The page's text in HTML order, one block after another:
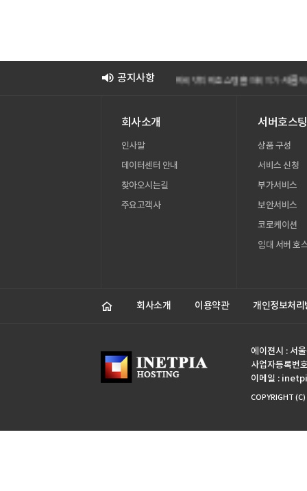
공지사항 아이넷피아호스팅 홈페이지가 새롭
회사소개
인사말
데이터센터 안내
찾아오시는길
주요고객사
서버호스팅
상품 구성
서비스 신청
부가서비스
보안서비스
코로케이션
임대 서버 호
회사소개 이용약관 개인정보처리
에이젼시 : 서
사업자등록번
이메일 :
COPYRIGHT